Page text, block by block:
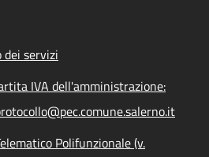
servizi
IVA dell'amministrazione:
Polifunzionale (v.